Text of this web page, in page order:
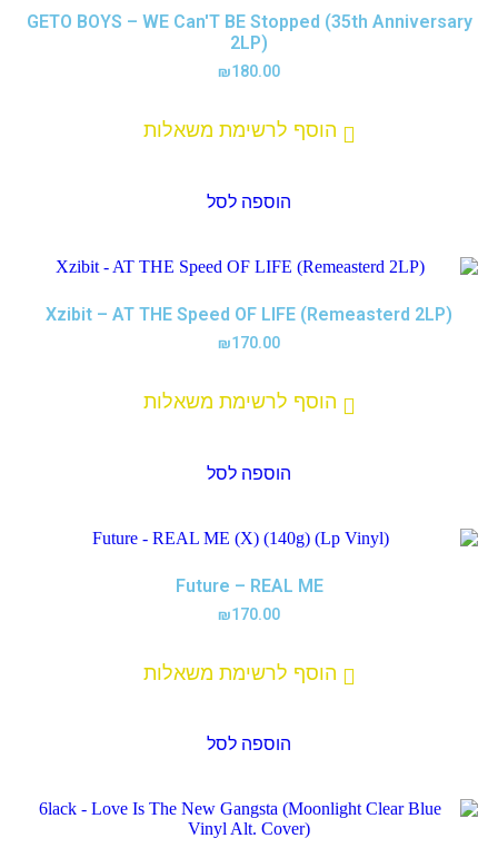
GETO BOYS – WE Can'T BE Stopped (35th Anniversary
2LP)
₪180.00
הוסף לרשימת משאלות
הוספה לסל
Xzibit – AT THE Speed OF LIFE (Remeasterd 2LP)
₪170.00
הוסף לרשימת משאלות
הוספה לסל
Future – REAL ME
₪170.00
הוסף לרשימת משאלות
הוספה לסל